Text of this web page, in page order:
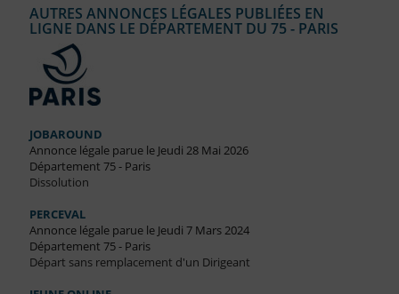
AUTRES ANNONCES LÉGALES PUBLIÉES EN
LIGNE DANS LE DÉPARTEMENT DU 75 - PARIS
JOBAROUND
Annonce légale parue le Jeudi 28 Mai 2026
Département 75 - Paris
Dissolution
PERCEVAL
Annonce légale parue le Jeudi 7 Mars 2024
Département 75 - Paris
Départ sans remplacement d'un Dirigeant